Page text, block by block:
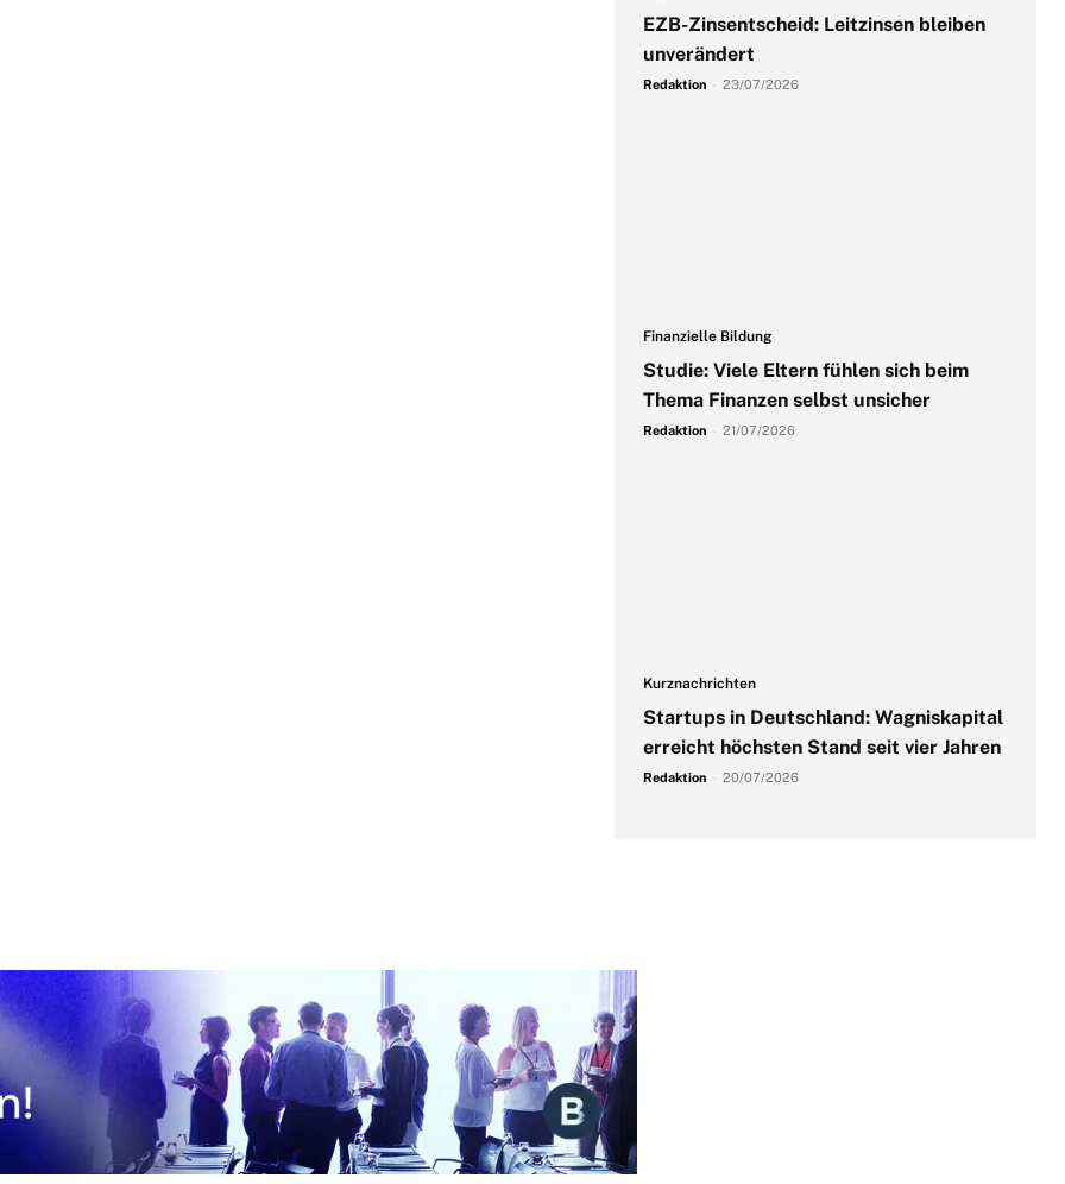
EZB-Zinsentscheid: Leitzinsen bleiben
unverändert
Redaktion 23/07/2026
Finanzielle Bildung
Studie: Viele Eltern fühlen sich beim
Thema Finanzen selbst unsicher
Redaktion 21/07/2026
Kurznachrichten
Startups in Deutschland: Wagniskapital
erreicht höchsten Stand seit vier Jahren
Redaktion 20/07/2026